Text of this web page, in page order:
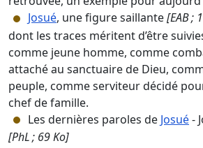
Josué, une figure saillante[EAB ;
dont les traces méritent d’être
comme jeune homme, comme
attaché au sanctuaire de Dieu,
peuple, comme serviteur décidé
chef de famille.
Les dernières paroles de Josué-
[PhL ; 69 Ko]